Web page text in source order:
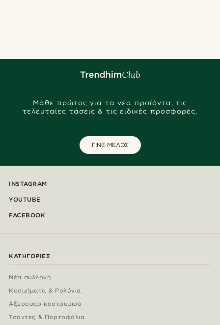
Μάθε πρώτος για τα νέα προϊόντα, τις
τελευταίες τάσεις & τις ειδικές προσφορές.
ΓΙΝΕ ΜΕΛΟΣ
INSTAGRAM
YOUTUBE
FACEBOOK
ΚΑΤΗΓΟΡΊΕΣ
Νέα συλλογή
Κοσμήματα & Ρολόγια
Αξεσουάρ κοστουμιού
Τσάντες & Πορτοφόλια